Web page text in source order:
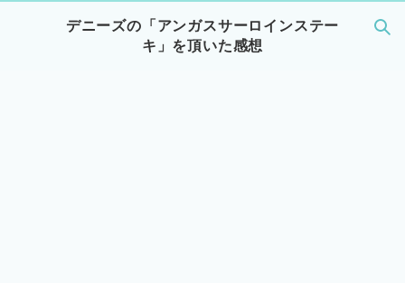
デニーズの「アンガスサーロインステー
キ」を頂いた感想